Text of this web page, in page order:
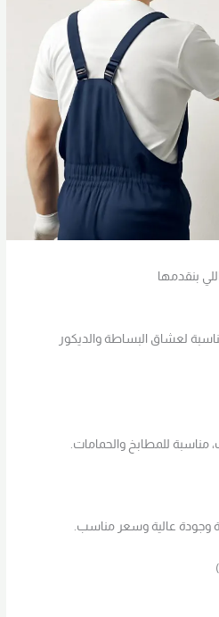
بنقدمها
لعشاق البساطة والديكور
مناسبة للمطابخ والحمامات.
وجودة عالية وسعر مناسب.